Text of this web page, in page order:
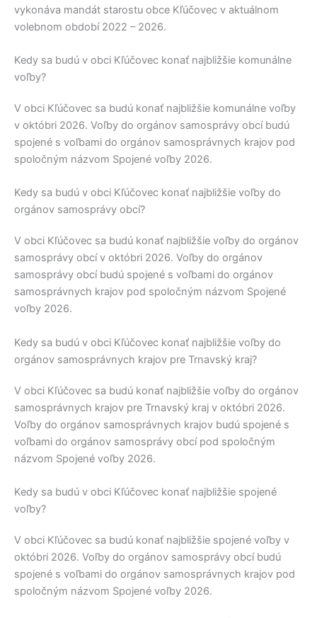
vykonáva mandát starostu obce Kľúčovec v aktuálnom
volebnom období 2022 – 2026.
Kedy sa budú v obci Kľúčovec konať najbližšie komunálne
voľby?
V obci Kľúčovec sa budú konať najbližšie komunálne voľby
v októbri 2026. Voľby do orgánov samosprávy obcí budú
spojené s voľbami do orgánov samosprávnych krajov pod
spoločným názvom Spojené voľby 2026.
Kedy sa budú v obci Kľúčovec konať najbližšie voľby do
orgánov samosprávy obcí?
V obci Kľúčovec sa budú konať najbližšie voľby do orgánov
samosprávy obcí v októbri 2026. Voľby do orgánov
samosprávy obcí budú spojené s voľbami do orgánov
samosprávnych krajov pod spoločným názvom Spojené
voľby 2026.
Kedy sa budú v obci Kľúčovec konať najbližšie voľby do
orgánov samosprávnych krajov pre Trnavský kraj?
V obci Kľúčovec sa budú konať najbližšie voľby do orgánov
samosprávnych krajov pre Trnavský kraj v októbri 2026.
Voľby do orgánov samosprávnych krajov budú spojené s
voľbami do orgánov samosprávy obcí pod spoločným
názvom Spojené voľby 2026.
Kedy sa budú v obci Kľúčovec konať najbližšie spojené
voľby?
V obci Kľúčovec sa budú konať najbližšie spojené voľby v
októbri 2026. Voľby do orgánov samosprávy obcí budú
spojené s voľbami do orgánov samosprávnych krajov pod
spoločným názvom Spojené voľby 2026.